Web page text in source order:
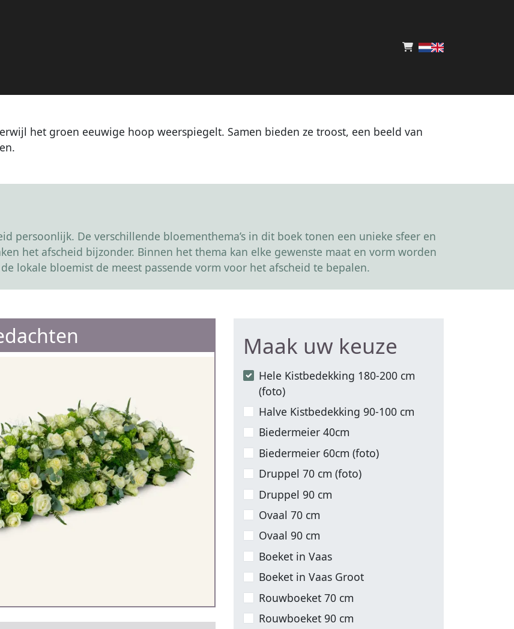
het groen eeuwige hoop weerspiegelt. Samen bieden ze troost, een beeld van
persoonlijk. De verschillende bloementhema’s in dit boek tonen een unieke sfeer en
het afscheid bijzonder. Binnen het thema kan elke gewenste maat en vorm worden
lokale bloemist de meest passende vorm voor het afscheid te bepalen.
Maak uw keuze
Hele Kistbedekking 180-200 cm
(foto)
Halve Kistbedekking 90-100 cm
Biedermeier 40cm
Biedermeier 60cm (foto)
Druppel 70 cm (foto)
Druppel 90 cm
Ovaal 70 cm
Ovaal 90 cm
Boeket in Vaas
Boeket in Vaas Groot
Rouwboeket 70 cm
Rouwboeket 90 cm